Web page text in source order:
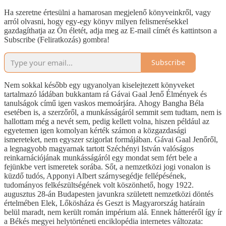
Ha szeretne értesülni a hamarosan megjelenő könyveinkről, vagy
arról olvasni, hogy egy-egy könyv milyen felismerésekkel
gazdagíthatja az Ön életét, adja meg az E-mail címét és kattintson a
Subscribe (Feliratkozás) gombra!
Subscribe
Nem sokkal később egy ugyanolyan kiselejtezett könyveket
tartalmazó ládában bukkantam rá Gávai Gaal Jenő Élmények és
tanulságok című igen vaskos memoárjára. Ahogy Bangha Béla
esetében is, a szerzőről, a munkásságáról semmit sem tudtam, nem is
hallottam még a nevét sem, pedig kellett volna, hiszen például az
egyetemen igen komolyan kérték számon a közgazdasági
ismereteket, nem egyszer szigorlat formájában. Gávai Gaal Jenőről,
a legnagyobb magyarnak tartott Széchényi István valóságos
reinkarnációjának munkásságáról egy mondat sem fért bele a
fejünkbe vert ismeretek sorába. Sőt, a nemzetközi jogi vonalon is
küzdő tudós, Apponyi Albert szárnysegédje fellépésének,
tudományos felkészültségének volt köszönhető, hogy 1922.
augusztus 28-án Budapesten javunkra született nemzetközi döntés
értelmében Elek, Lőkösháza és Geszt is Magyarország határain
belül maradt, nem került román impérium alá. Ennek hátteréről így ír
a Békés megyei helytörténeti enciklopédia internetes változata: